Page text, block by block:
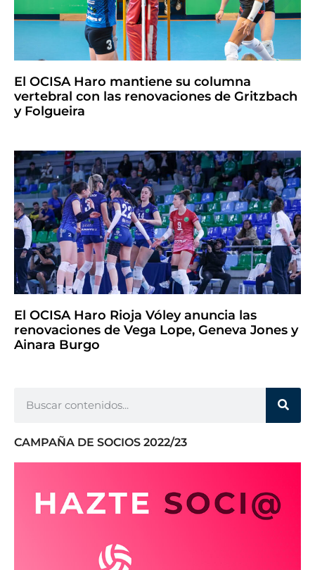
El OCISA Haro mantiene su columna
vertebral con las renovaciones de Gritzbach
y Folgueira
El OCISA Haro Rioja Vóley anuncia las
renovaciones de Vega Lope, Geneva Jones y
Ainara Burgo
CAMPAÑA DE SOCIOS 2022/23